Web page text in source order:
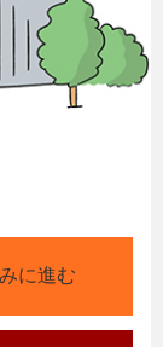
に進む